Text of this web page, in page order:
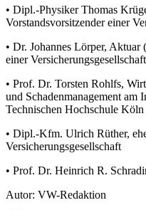
• Dipl.-Physiker Thomas
Vorstandsvorsitzender einer
• Dr. Johannes Lörper,
einer Versicherungsgesellschaft
• Prof. Dr. Torsten Rohlfs,
und Schadenmanagement am
Technischen Hochschule Köln
• Dipl.-Kfm. Ulrich Rüther,
Versicherungsgesellschaft
• Prof. Dr. Heinrich R.
Autor: VW-Redaktion